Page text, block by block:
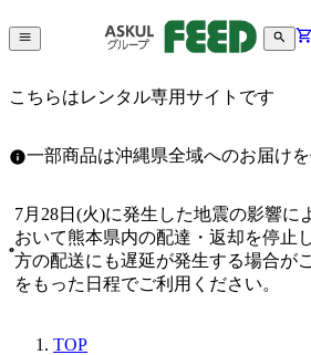
こちらはレンタル専用サイトです
一部商品は沖縄県全域へのお届け
7月28日(火)に発生した地震の影響に
おいて熊本県内の配達・返却を停止
方の配送にも遅延が発生する場合が
をもった日程でご利用ください。
TOP